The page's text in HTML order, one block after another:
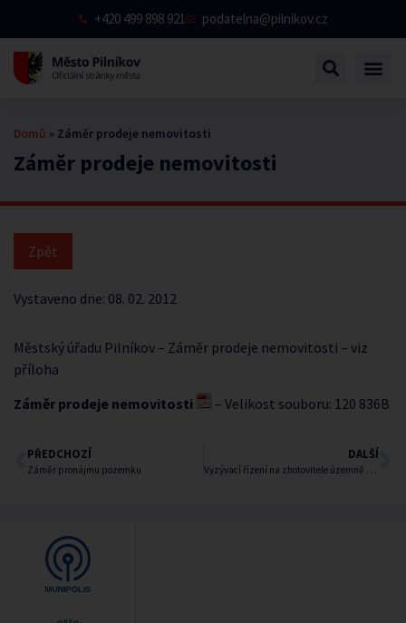
+420 499 898 921 podatelna@pilnikov.cz
Záměr prodeje nemovitosti
Domů » Záměr prodeje nemovitosti
Vystaveno dne: 08. 02. 2012
Městský úřadu Pilníkov – Záměr prodeje nemovitosti – viz
příloha
Záměr prodeje nemovitosti
– Velikost souboru: 120 836B
PŘEDCHOZÍ
Záměr pronájmu pozemku
DALŠÍ
Vyzývací řízení na zhotovitele územně plánovací dokumentace